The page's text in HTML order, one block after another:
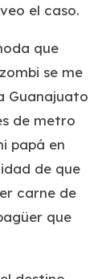
el caso.
que
se me
Guanajuato
de metro
papá en
de que
carne de
que